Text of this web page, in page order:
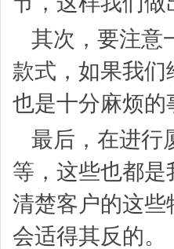
其次，要注意
款式，如果我
也是十分麻烦的
最后，在进行
等，这些也都
清楚客户的这
会适得其反的。